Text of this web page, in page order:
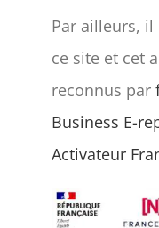
Par ailleurs,
ce site et cet
reconnus par
Business E-
Activateur